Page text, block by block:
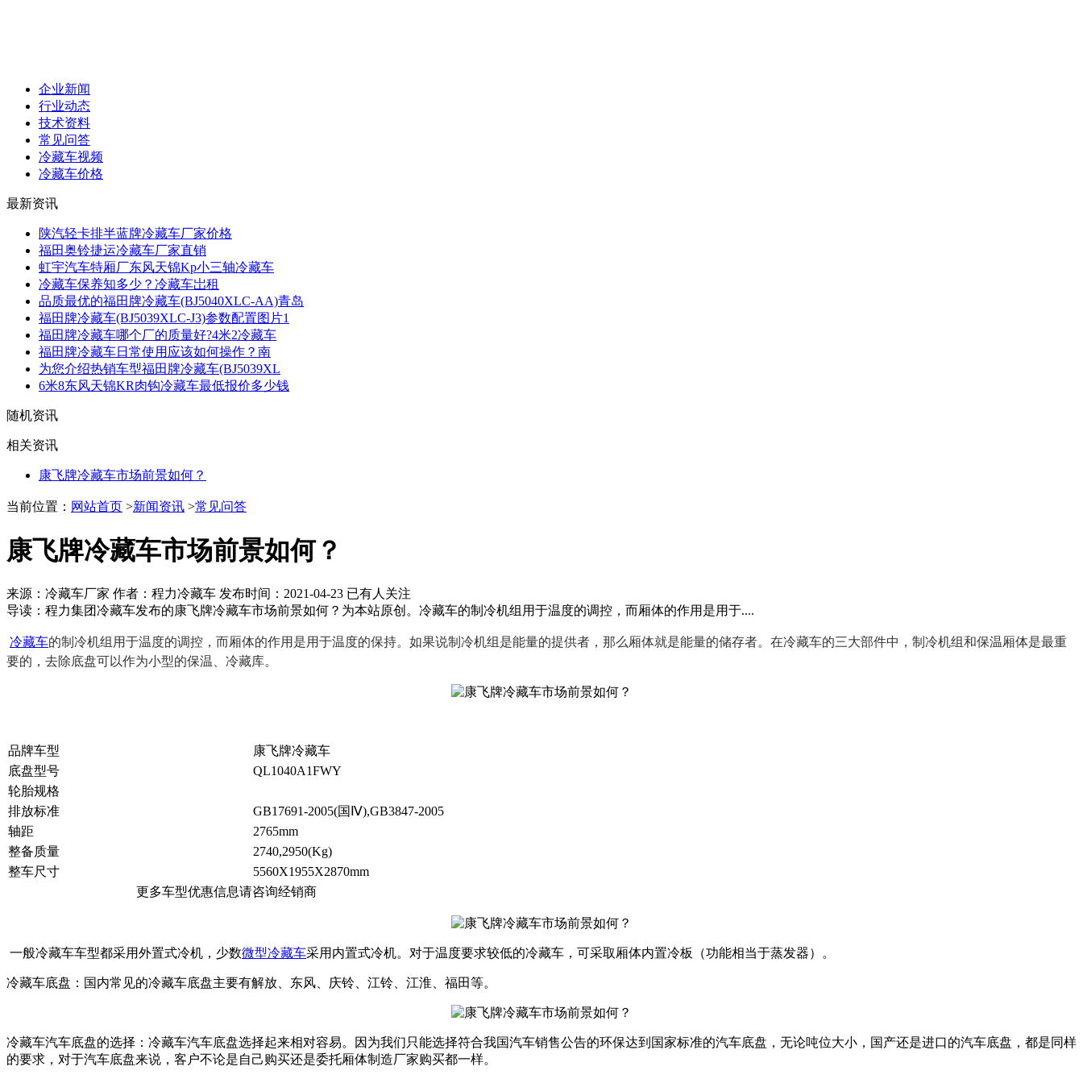
企业新闻
行业动态
技术资料
常见问答
冷藏车视频
冷藏车价格
最新资讯
陕汽轻卡排半蓝牌冷藏车厂家价格
福田奥铃捷运冷藏车厂家直销
虹宇汽车特厢厂东风天锦Kp小三轴冷藏车
冷藏车保养知多少？冷藏车岀租
品质最优的福田牌冷藏车(BJ5040XLC-AA)青岛
福田牌冷藏车(BJ5039XLC-J3)参数配置图片1
福田牌冷藏车哪个厂的质量好?4米2冷藏车
福田牌冷藏车日常使用应该如何操作？南
为您介绍热销车型福田牌冷藏车(BJ5039XL
6米8东风天锦KR肉钩冷藏车最低报价多少钱
随机资讯
相关资讯
康飞牌冷藏车市场前景如何？
当前位置： 网站首页 >新闻资讯 >常见问答
康飞牌冷藏车市场前景如何？
来源：冷藏车厂家 作者：程力冷藏车 发布时间： 2021-04-23 已有人关注
导读： 程力集团冷藏车发布的康飞牌冷藏车市场前景如何？为本站原创。冷藏车的制冷机组用于温度的调控，而厢体的作用是用于....
冷藏车的制冷机组用于温度的调控，而厢体的作用是用于温度的保持。如果说制冷机组是能量的提供者，那么厢体就是能量的储存者。在冷藏车的三大部件中，制冷机组和保温厢体是最重
要的，去除底盘可以作为小型的保温、冷藏库。
品牌车型
康飞牌冷藏车
底盘型号
QL1040A1FWY
轮胎规格
排放标准
GB17691-2005(国Ⅳ),GB3847-2005
轴距
2765mm
整备质量
2740,2950(Kg)
整车尺寸
5560X1955X2870mm
更多车型优惠信息请咨询经销商
一般冷藏车车型都采用外置式冷机，少数微型冷藏车采用内置式冷机。对于温度要求较低的冷藏车，可采取厢体内置冷板（功能相当于蒸发器）。
冷藏车底盘：国内常见的冷藏车底盘主要有解放、东风、庆铃、江铃、江淮、福田等。
冷藏车汽车底盘的选择：冷藏车汽车底盘选择起来相对容易。因为我们只能选择符合我国汽车销售公告的环保达到国家标准的汽车底盘，无论吨位大小，国产还是进口的汽车底盘，都是同样
的要求，对于汽车底盘来说，客户不论是自己购买还是委托厢体制造厂家购买都一样。